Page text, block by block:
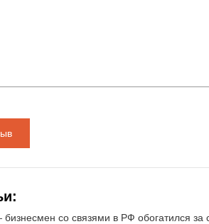
со связями в РФ обогатился за